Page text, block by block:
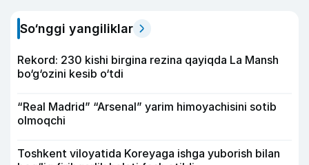
So‘nggi yangiliklar
Rekord: 230 kishi birgina rezina qayiqda La Mansh
bo‘g‘ozini kesib o‘tdi
“Real Madrid” “Arsenal” yarim himoyachisini sotib
olmoqchi
Toshkent viloyatida Koreyaga ishga yuborish bilan